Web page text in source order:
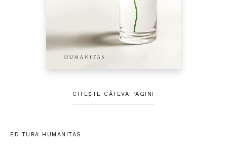
CITEȘTE CÂTEVA PAGINI
EDITURA HUMANITAS